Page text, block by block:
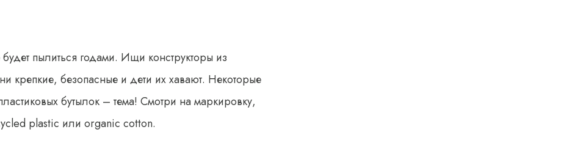
пылиться годами. Ищи конструкторы из
крепкие, безопасные и дети их хавают. Некоторые
бутылок – тема! Смотри на маркировку,
plastic или organic cotton.